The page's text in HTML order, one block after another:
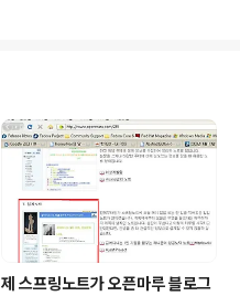
제 스프링노트가 오픈마루 블로그